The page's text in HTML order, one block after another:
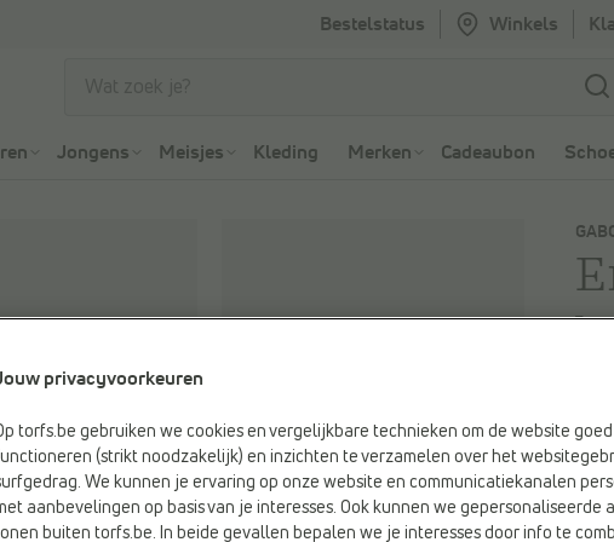
Bestelstatus Winkels
Jongens Meisjes Kleding Merken Cadeaubon
x
privacyvoorkeuren
torfs.be gebruiken we cookies en vergelijkbare technieken om de website
(strikt noodzakelijk) en inzichten te verzamelen over het
We kunnen je ervaring op onze website en communicatiekanalen
aanbevelingen op basis van je interesses. Ook kunnen we gepersonaliseerde
buiten torfs.be. In beide gevallen bepalen we je interesses door info te